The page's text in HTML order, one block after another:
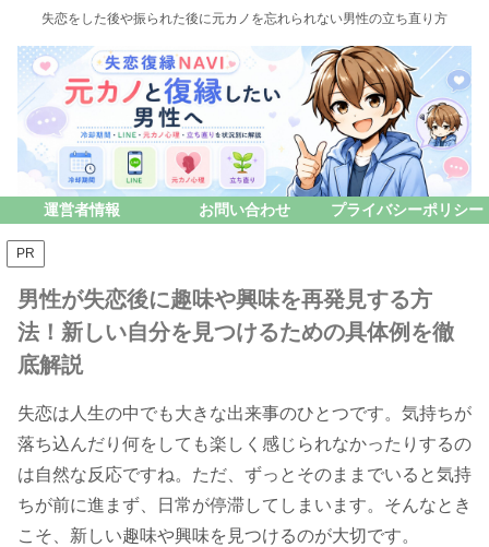
失恋をした後や振られた後に元カノを忘れられない男性の立ち直り方
運営者情報 お問い合わせ プライバシーポリシー
PR
男性が失恋後に趣味や興味を再発見する方
法！新しい自分を見つけるための具体例を徹
底解説
失恋は人生の中でも大きな出来事のひとつです。気持ちが
落ち込んだり何をしても楽しく感じられなかったりするの
は自然な反応ですね。ただ、ずっとそのままでいると気持
ちが前に進まず、日常が停滞してしまいます。そんなとき
こそ、新しい趣味や興味を見つけるのが大切です。